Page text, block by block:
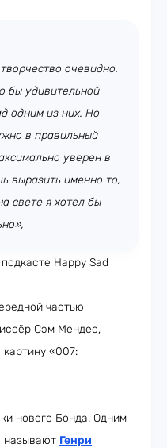
очевидно.
бы удивительной
одним из них. Но
в правильный
уверен в
выразить именно то,
свете я хотел бы
Happy Sad
частью
Сэм Мендес,
картину «007:
нового Бонда. Одним
называют Генри